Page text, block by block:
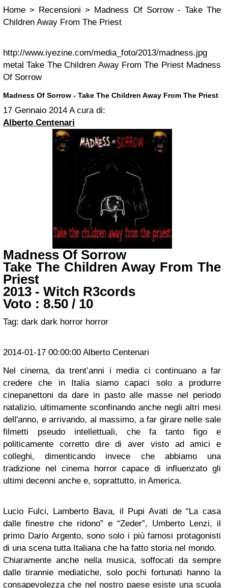
Home > Recensioni > Madness Of Sorrow - Take The
Children Away From The Priest
http://www.iyezine.com/media_foto/2013/madness.jpg
metal Take The Children Away From The Priest Madness
Of Sorrow
Madness Of Sorrow - Take The Children Away From The Priest
17 Gennaio 2014 A cura di:
Alberto Centenari
Madness Of Sorrow
Take The Children Away From The
Priest
2013 - Witch R3cords
Voto : 8.50 / 10
Tag: dark dark horror horror
2014-01-17 00:00:00 Alberto Centenari
Nel cinema, da trent’anni i media ci continuano a far
credere che in Italia siamo capaci solo a produrre
cinepanettoni da dare in pasto alle masse nel periodo
natalizio, ultimamente sconfinando anche negli altri mesi
dell'anno, e arrivando, al massimo, a far girare nelle sale
filmetti pseudo intellettuali, che fa tanto figo e
politicamente corretto dire di aver visto ad amici e
colleghi, dimenticando invece che abbiamo una
tradizione nel cinema horror capace di influenzato gli
ultimi decenni anche e, soprattutto, in America.
Lucio Fulci, Lamberto Bava, il Pupi Avati de “La casa
dalle finestre che ridono” e “Zeder”, Umberto Lenzi, il
primo Dario Argento, sono solo i più famosi protagonisti
di una scena tutta Italiana che ha fatto storia nel mondo.
Chiaramente anche nella musica, soffocati da sempre
dalle tirannie mediatiche, solo pochi fortunati hanno la
consapevolezza che nel nostro paese esiste una scuola